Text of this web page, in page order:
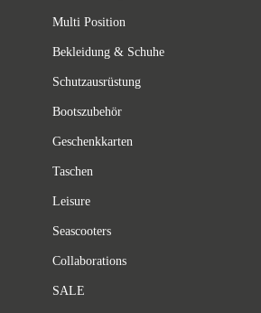
Multi Position
Bekleidung & Schuhe
Schutzausrüstung
Bootszubehör
Geschenkkarten
Taschen
Leisure
Seascooters
Collaborations
SALE